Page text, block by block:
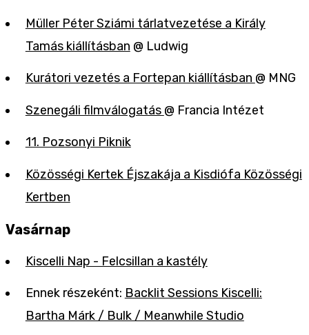
Müller Péter Sziámi tárlatvezetése a Király
Tamás kiállításban @ Ludwig
Kurátori vezetés a Fortepan kiállításban @ MNG
Szenegáli filmválogatás @ Francia Intézet
11. Pozsonyi Piknik
Közösségi Kertek Éjszakája a Kisdiófa Közösségi
Kertben
Vasárnap
Kiscelli Nap - Felcsillan a kastély
Ennek részeként: Backlit Sessions Kiscelli:
Bartha Márk / Bulk / Meanwhile Studio